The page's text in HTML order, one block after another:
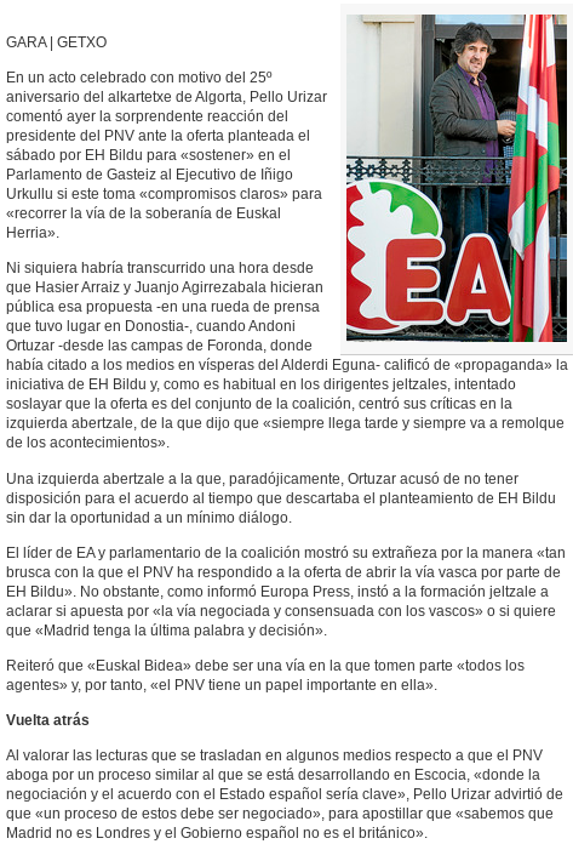
GARA | GETXO
En un acto celebrado con motivo del 25º
aniversario del alkartetxe de Algorta, Pello Urizar
comentó ayer la sorprendente reacción del
presidente del PNV ante la oferta planteada el
sábado por EH Bildu para «sostener» en el
Parlamento de Gasteiz al Ejecutivo de Iñigo
Urkullu si este toma «compromisos claros» para
«recorrer la vía de la soberanía de Euskal
Herria».
Ni siquiera habría transcurrido una hora desde
que Hasier Arraiz y Juanjo Agirrezabala hicieran
pública esa propuesta -en una rueda de prensa
que tuvo lugar en Donostia-, cuando Andoni
Ortuzar -desde las campas de Foronda, donde
había citado a los medios en vísperas del Alderdi Eguna- calificó de «propaganda» la
iniciativa de EH Bildu y, como es habitual en los dirigentes jeltzales, intentado
soslayar que la oferta es del conjunto de la coalición, centró sus críticas en la
izquierda abertzale, de la que dijo que «siempre llega tarde y siempre va a remolque
de los acontecimientos».
Una izquierda abertzale a la que, paradójicamente, Ortuzar acusó de no tener
disposición para el acuerdo al tiempo que descartaba el planteamiento de EH Bildu
sin dar la oportunidad a un mínimo diálogo.
El líder de EA y parlamentario de la coalición mostró su extrañeza por la manera «tan
brusca con la que el PNV ha respondido a la oferta de abrir la vía vasca por parte de
EH Bildu». No obstante, como informó Europa Press, instó a la formación jeltzale a
aclarar si apuesta por «la vía negociada y consensuada con los vascos» o si quiere
que «Madrid tenga la última palabra y decisión».
Reiteró que «Euskal Bidea» debe ser una vía en la que tomen parte «todos los
agentes» y, por tanto, «el PNV tiene un papel importante en ella».
Vuelta atrás
Al valorar las lecturas que se trasladan en algunos medios respecto a que el PNV
aboga por un proceso similar al que se está desarrollando en Escocia, «donde la
negociación y el acuerdo con el Estado español sería clave», Pello Urizar advirtió de
que «un proceso de estos debe ser negociado», para apostillar que «sabemos que
Madrid no es Londres y el Gobierno español no es el británico».